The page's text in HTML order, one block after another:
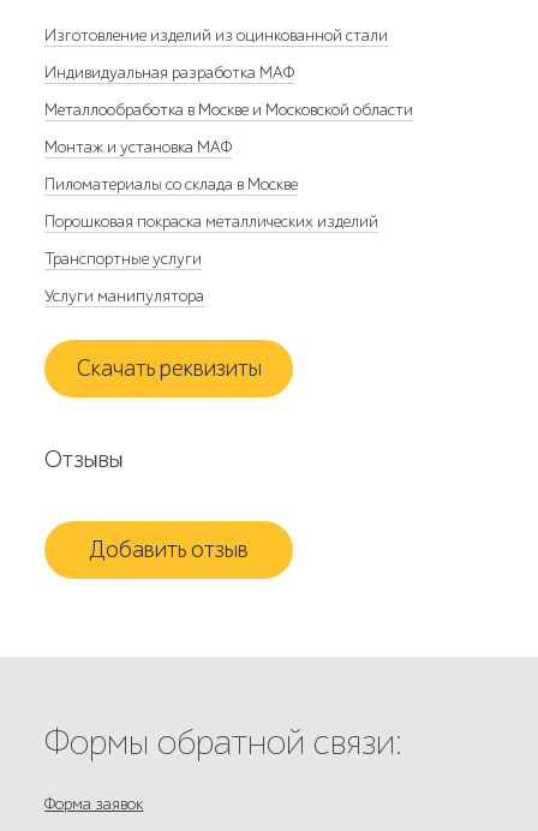
Изготовление изделий из оцинкованной стали
Индивидуальная разработка МАФ
Металлообработка в Москве и Московской области
Монтаж и установка МАФ
Пиломатериалы со склада в Москве
Порошковая покраска металлических изделий
Транспортные услуги
Услуги манипулятора
Скачать реквизиты
Отзывы
Добавить отзыв
Формы обратной связи:
Форма заявок